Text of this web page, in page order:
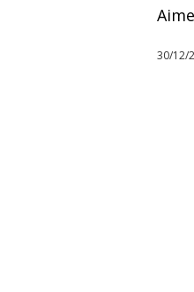
30/12/